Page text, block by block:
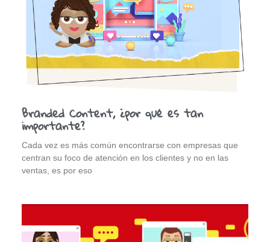
Branded Content, ¿por qué es tan
importante?
Cada vez es más común encontrarse con empresas que
centran su foco de atención en los clientes y no en las
ventas, es por eso